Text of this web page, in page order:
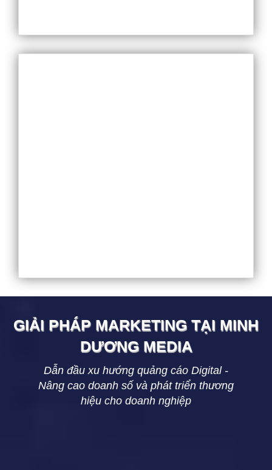
GIẢI PHÁP MARKETING TẠI MINH
DƯƠNGMEDIA
Dẫn đầu xu hướng quảng cáo Digital -
Nâng cao doanh số và phát triển thương
hiệu cho doanh nghiệp